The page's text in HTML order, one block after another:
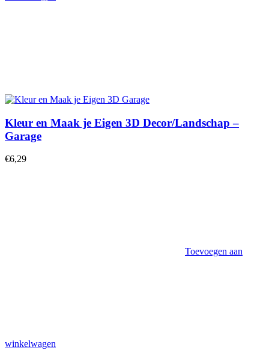
Kleur en Maak je Eigen 3D Decor/Landschap –
Garage
€6,29
Toevoegen aan
winkelwagen